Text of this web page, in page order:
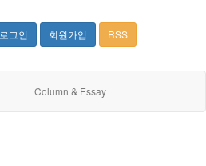
로그인 회원가입 RSS
Column & Essay